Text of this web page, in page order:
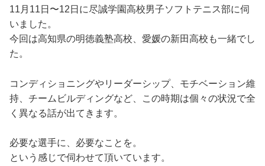
11月11日〜12日に尽誠学園高校男子ソフトテニス部に伺
いました。
今回は高知県の明徳義塾高校、愛媛の新田高校も一緒でし
た。
コンディショニングやリーダーシップ、モチベーション維
持、チームビルディングなど、この時期は個々の状況で全
く異なる話が出てきます。
必要な選手に、必要なことを。
という感じで伺わせて頂いています。